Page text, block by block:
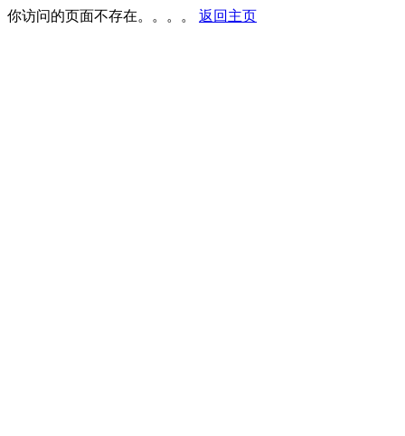
你访问的页面不存在。。。。 返回主页